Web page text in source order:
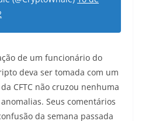
de um funcionário do
deva ser tomada com um
CFTC não cruzou nenhuma
Seus comentários
da semana passada